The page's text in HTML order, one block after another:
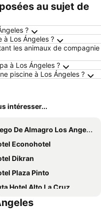
au sujet de
?
à Los Ángeles ?
les animaux de compagnie
à Los Ángeles ?
piscine à Los Ángeles ?
intéresser...
De Almagro Los Angeles
Econohotel
Dikran
Plaza Pinto
Hotel Alto La Cruz
Salto del Laja